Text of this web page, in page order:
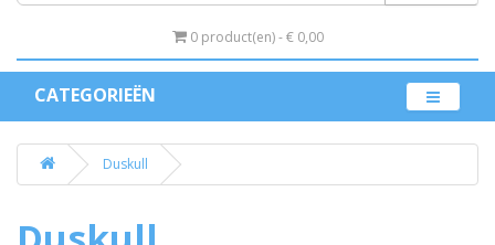
0 product(en) - € 0,00
CATEGORIEËN
Duskull